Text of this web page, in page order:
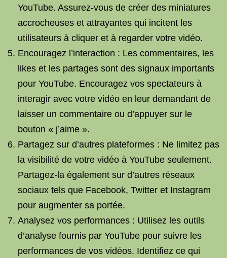
YouTube. Assurez-vous de créer des miniatures
accrocheuses et attrayantes qui incitent les
utilisateurs à cliquer et à regarder votre vidéo.
Encouragez l’interaction : Les commentaires, les
likes et les partages sont des signaux importants
pour YouTube. Encouragez vos spectateurs à
interagir avec votre vidéo en leur demandant de
laisser un commentaire ou d’appuyer sur le
bouton « j’aime ».
Partagez sur d’autres plateformes : Ne limitez pas
la visibilité de votre vidéo à YouTube seulement.
Partagez-la également sur d’autres réseaux
sociaux tels que Facebook, Twitter et Instagram
pour augmenter sa portée.
Analysez vos performances : Utilisez les outils
d’analyse fournis par YouTube pour suivre les
performances de vos vidéos. Identifiez ce qui